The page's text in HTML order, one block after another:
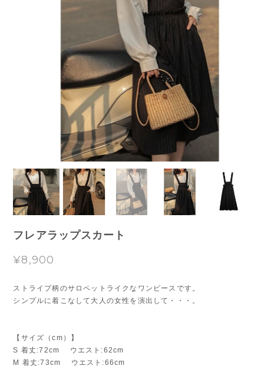
フレアラップスカート
¥8,900
ストライプ柄のサロペットライクなワンピースです。
シンプルに着こなして大人の女性を演出して・・・。
【サイズ（cm）】
S 着丈:72cm ウエスト:62cm
M 着丈:73cm ウエスト:66cm